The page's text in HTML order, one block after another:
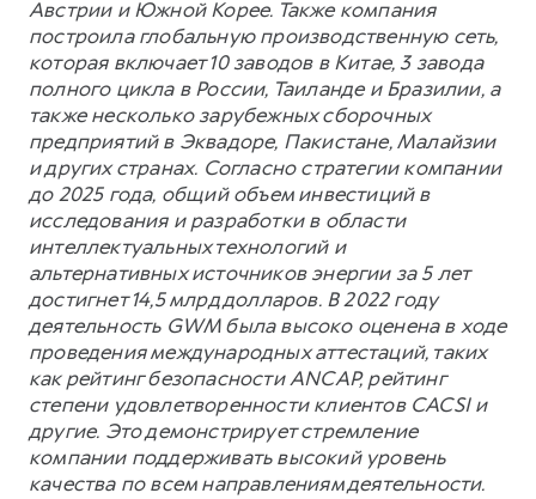
Австрии и Южной Корее. Также компания
построила глобальную производственную сеть,
которая включает 10 заводов в Китае, 3 завода
полного цикла в России, Таиланде и Бразилии, а
также несколько зарубежных сборочных
предприятий в Эквадоре, Пакистане, Малайзии
и других странах. Согласно стратегии компании
до 2025 года, общий объем инвестиций в
исследования и разработки в области
интеллектуальных технологий и
альтернативных источников энергии за 5 лет
достигнет 14,5 млрд долларов. В 2022 году
деятельность GWM была высоко оценена в ходе
проведения международных аттестаций, таких
как рейтинг безопасности ANCAP, рейтинг
степени удовлетворенности клиентов CACSI и
другие. Это демонстрирует стремление
компании поддерживать высокий уровень
качества по всем направлениям деятельности.